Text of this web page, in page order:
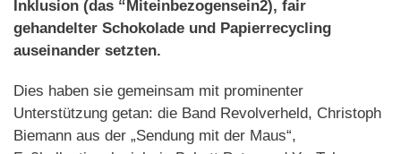
Inklusion (das “Miteinbezogensein2), fair
gehandelter Schokolade und Papierrecycling
auseinander setzten.
Dies haben sie gemeinsam mit prominenter
Unterstützung getan: die Band Revolverheld, Christoph
Biemann aus der „Sendung mit der Maus“,